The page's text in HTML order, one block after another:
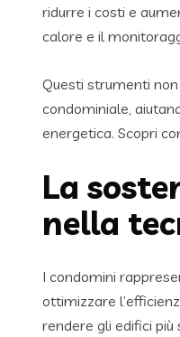
ridurre i costi e
calore e il
Questi strumenti
condominiale,
energetica. Scopri
La
nella
I condomini
ottimizzare
rendere gli edifici più